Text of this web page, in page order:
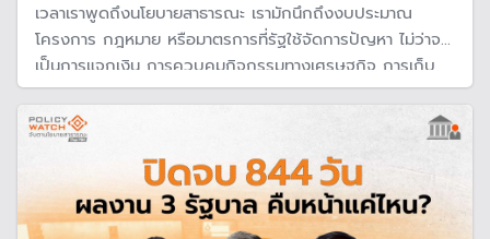
เวลาเราพูดถึงนโยบายสาธารณะ เรามักนึกถึงงบประมาณ
โครงการ กฎหมาย หรือมาตรการที่รัฐใช้จัดการปัญหา ไม่ว่าจะ
เป็นการแจกเงิน การควบคุมกิจกรรมทางเศรษฐกิจ การเก็บ
ภาษี หรือการปฏิรูประบบราชการ โลกของนโยบายจึงถูกมอง
ผ่านเลนส์ของ “ความเป็นรูปธรรม” ที่สนใจว่า “ใครได้อะไร ใคร
เสียอะไร รัฐทำอะไรสำเร็จหรือไม่สำเร็จ”